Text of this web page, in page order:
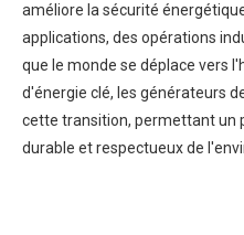
améliore la sécurité
applications, des opérations
que le monde se déplace vers
d'énergie clé, les générateurs
cette transition, permettant un
durable et respectueux de